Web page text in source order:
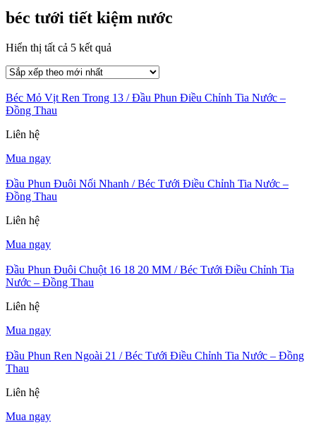
béc tưới tiết kiệm nước
Hiển thị tất cả 5 kết quả
mới
Béc Mỏ Vịt Ren Trong 13 / Đầu Phun Điều Chỉnh Tia Nước –
Đồng Thau
Liên hệ
Mua ngay
Đầu Phun Đuôi Nối Nhanh / Béc Tưới Điều Chỉnh Tia Nước –
Đồng Thau
Liên hệ
Mua ngay
Đầu Phun Đuôi Chuột 16 18 20 MM / Béc Tưới Điều Chỉnh Tia
Nước – Đồng Thau
Liên hệ
Mua ngay
Đầu Phun Ren Ngoài 21 / Béc Tưới Điều Chỉnh Tia Nước – Đồng
Thau
Liên hệ
Mua ngay